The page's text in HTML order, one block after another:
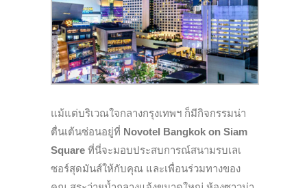
แม้แต่บริเวณใจกลางกรุงเทพฯ ก็มีกิจกรรมน่า
ตื่นเต้นซ่อนอยู่ที่ Novotel Bangkok on Siam
Square ที่นี่จะมอบประสบการณ์สนามรบเลเ
ซอร์สุดมันส์ให้กับคุณ และเพื่อนร่วมทางของ